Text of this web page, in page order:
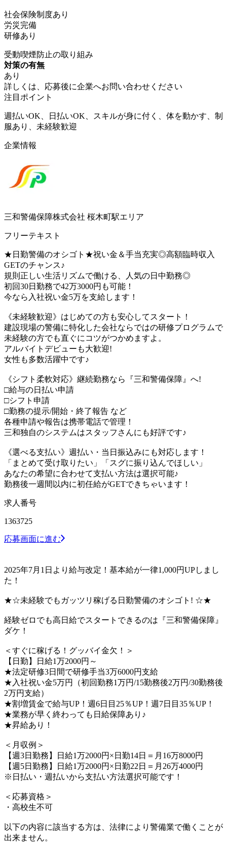
社会保険制度あり
労災完備
研修あり
受動喫煙防止の取り組み
対策の有無
あり
詳しくは、応募後に企業へお問い合わせください
注目ポイント
週払いOK、日払いOK、スキルが身に付く、体を動かす、制
服あり、未経験歓迎
企業情報
三和警備保障株式会社 桜木町駅エリア
フリーテキスト
★日勤警備のオシゴト★祝い金＆手当充実◎高額臨時収入
GETのチャンス♪
規則正しい生活リズムで働ける、人気の日中勤務◎
初回30日勤務で42万3000円も可能！
今なら入社祝い金5万を支給します！
《未経験歓迎》はじめての方も安心してスタート！
建設現場の警備に特化した会社ならではの研修プログラムで
未経験の方でも直ぐにコツがつかめますよ。
アルバイトデビューも大歓迎!
女性も多数活躍中です♪
《シフト柔軟対応》継続勤務なら『三和警備保障』へ!
□給与の日払い申請
□シフト申請
□勤務の提示/開始・終了報告 など
各種申請や報告は携帯電話で管理！
三和独自のシステムはスタッフさんにも好評です♪
《選べる支払い》週払い・当日振込みにも対応します！
「まとめて受け取りたい」「スグに振り込んでほしい」
あなたの希望に合わせて支払い方法は選択可能♪
勤務後一週間以内に初任給がGETできちゃいます！
求人番号
1363725
応募画面に進む
2025年7月1日より給与改定！基本給が一律1,000円UPしまし
た！
★☆未経験でもガッツリ稼げる日勤警備のオシゴト! ☆★
経験ゼロでも高日給でスタートできるのは『三和警備保障』
ダケ！
＜すぐに稼げる！グッバイ金欠！＞
【日勤】日給1万2000円～
★法定研修3日間で研修手当3万6000円支給
★入社祝い金5万円（初回勤務1万円/15勤務後2万円/30勤務後
2万円支給）
★割増賃金で給与UP！週6日目25％UP！週7日目35％UP！
★業務が早く終わっても日給保障あり♪
★昇給あり！
＜月収例＞
【週3日勤務】日給1万2000円×日勤14日＝月16万8000円
【週5日勤務】日給1万2000円×日勤22日＝月26万4000円
※日払い・週払いから支払い方法選択可能です！
＜応募資格＞
・高校生不可
以下の内容に該当する方は、法律により警備業で働くことが
出来ません。